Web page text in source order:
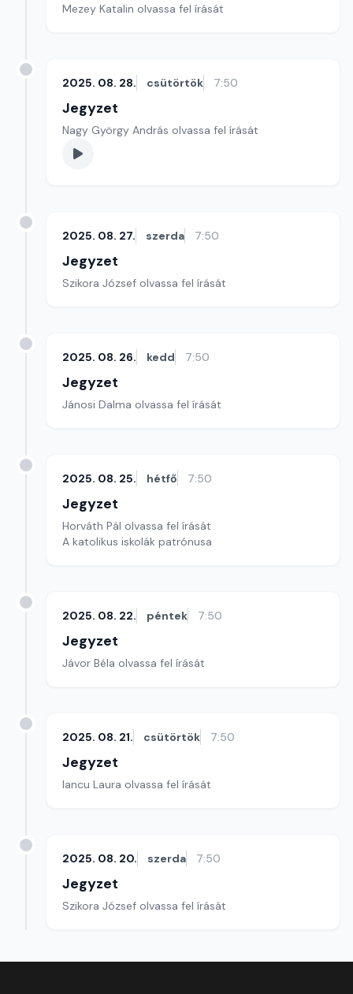
Mezey Katalin olvassa fel írását
2025. 08. 28. csütörtök 7:50
Jegyzet
Nagy György András olvassa fel írását
2025. 08. 27. szerda 7:50
Jegyzet
Szikora József olvassa fel írását
2025. 08. 26. kedd 7:50
Jegyzet
Jánosi Dalma olvassa fel írását
2025. 08. 25. hétfő 7:50
Jegyzet
Horváth Pál olvassa fel írását
A katolikus iskolák patrónusa
2025. 08. 22. péntek 7:50
Jegyzet
Jávor Béla olvassa fel írását
2025. 08. 21. csütörtök 7:50
Jegyzet
Iancu Laura olvassa fel írását
2025. 08. 20. szerda 7:50
Jegyzet
Szikora József olvassa fel írását